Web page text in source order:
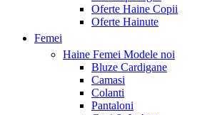
Oferte Haine Copii
Oferte Hainute
Femei
Haine Femei Modele noi
Bluze Cardigane
Camasi
Colanti
Pantaloni